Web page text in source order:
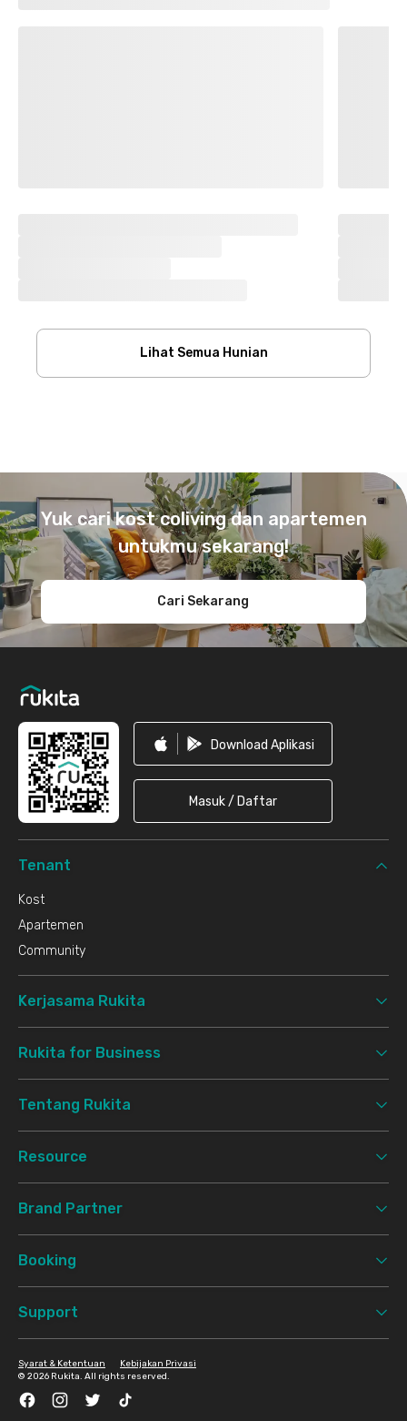
Lihat Semua Hunian
Yuk cari kost coliving dan apartemen
untukmu sekarang!
Cari Sekarang
Download Aplikasi
Masuk / Daftar
Tenant
Kost
Apartemen
Community
Kerjasama Rukita
Rukita for Business
Tentang Rukita
Resource
Brand Partner
Booking
Support
© 2026 Rukita. All rights reserved.
Syarat & Ketentuan Kebijakan Privasi
FacebookInstagramTwitter TikTok